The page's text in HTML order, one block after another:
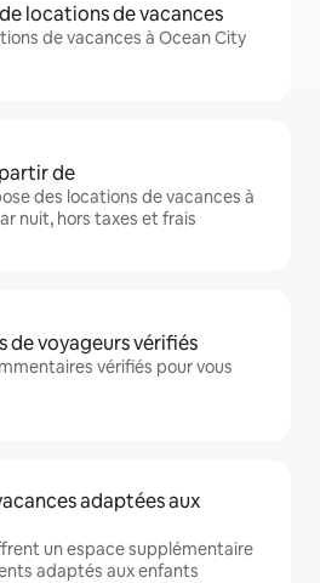
locations de vacances
de vacances à Ocean City
de
des locations de vacances à
nuit, hors taxes et frais
de voyageurs vérifiés
vérifiés pour vous
adaptées aux
un espace supplémentaire
adaptés aux enfants